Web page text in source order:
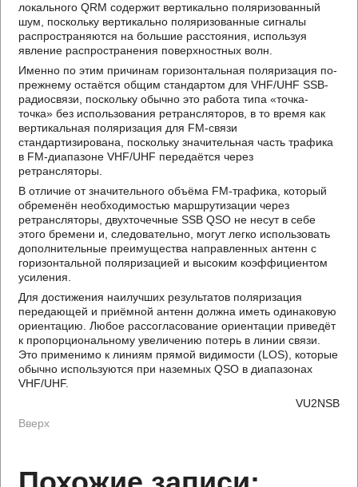
локального QRM содержит вертикально поляризованный
шум, поскольку вертикально поляризованные сигналы
распространяются на большие расстояния, используя
явление распространения поверхностных волн.
Именно по этим причинам горизонтальная поляризация по-
прежнему остаётся общим стандартом для VHF/UHF SSB-
радиосвязи, поскольку обычно это работа типа «точка-
точка» без использования ретрансляторов, в то время как
вертикальная поляризация для FM-связи
стандартизирована, поскольку значительная часть трафика
в FM-диапазоне VHF/UHF передаётся через
ретрансляторы.
В отличие от значительного объёма FM-трафика, который
обременён необходимостью маршрутизации через
ретрансляторы, двухточечные SSB QSO не несут в себе
этого бремени и, следовательно, могут легко использовать
дополнительные преимущества направленных антенн с
горизонтальной поляризацией и высоким коэффициентом
усиления.
Для достижения наилучших результатов поляризация
передающей и приёмной антенн должна иметь одинаковую
ориентацию. Любое рассогласование ориентации приведёт
к пропорциональному увеличению потерь в линии связи.
Это применимо к линиям прямой видимости (LOS), которые
обычно используются при наземных QSO в диапазонах
VHF/UHF.
VU2NSB
Вверх